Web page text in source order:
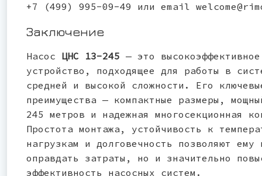
+7 (499) 995-09-49 или email
Заключение
Насос ЦНС 13-245 — это высокоэффективное
устройство, подходящее для работы в
средней и высокой сложности. Его
преимущества — компактные размеры,
245 метров и надежная многосекционная
Простота монтажа, устойчивость к
нагрузкам и долговечность позволяют ему
оправдать затраты, но и значительно
эффективность насосных систем.